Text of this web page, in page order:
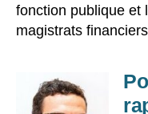
fonction publique et
magistrats